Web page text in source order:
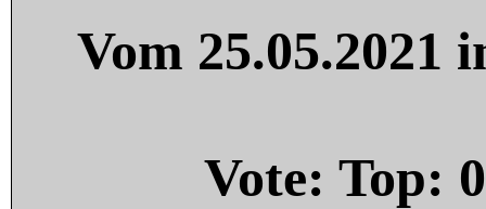
Vom 25.05.2021
Vote: Top: 0